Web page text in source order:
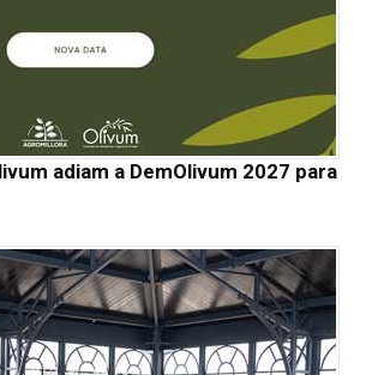
adiam a DemOlivum 2027 para